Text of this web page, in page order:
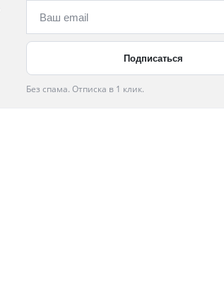
Без спама. Отписка в 1 клик.